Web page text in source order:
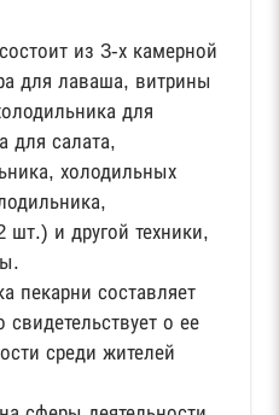
из 3-х камерной
для лаваша, витрины
для
для салата,
холодильных
и другой техники,
пекарни составляет
о ее
среди жителей